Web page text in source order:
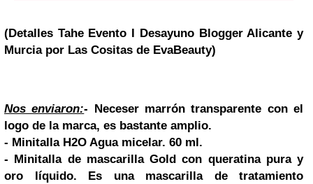
(Detalles Tahe Evento I Desayuno Blogger Alicante y
Murcia por Las Cositas de EvaBeauty)
Nos enviaron:- Neceser marrón transparente con el
logo de la marca, es bastante amplio.
- Minitalla H2O Agua micelar. 60 ml.
- Minitalla de mascarilla Gold con queratina pura y
oro líquido. Es una mascarilla de tratamiento